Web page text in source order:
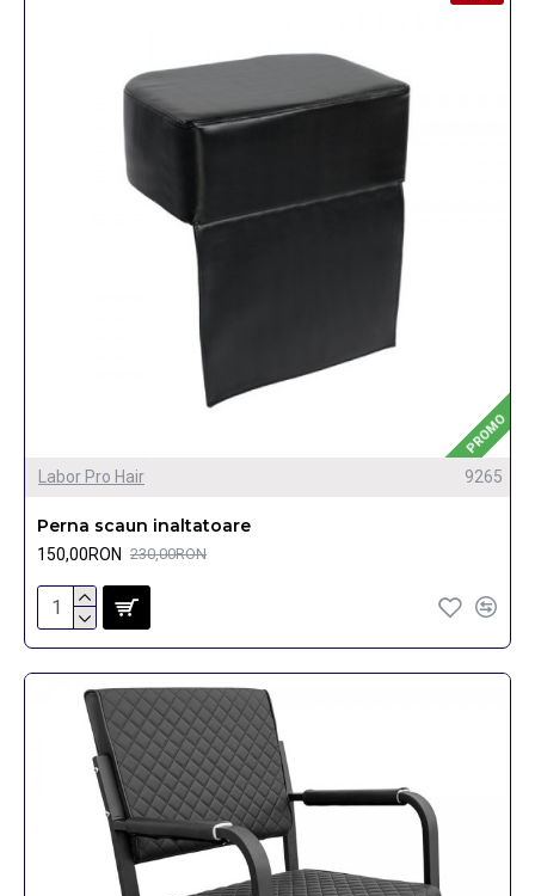
PROMO
Labor Pro Hair 9265
Perna scaun inaltatoare
150,00RON 230,00RON